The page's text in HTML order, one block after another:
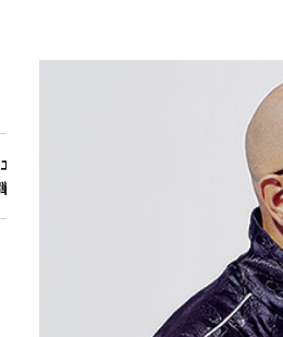
GLIMCLAP 2026 秋冬